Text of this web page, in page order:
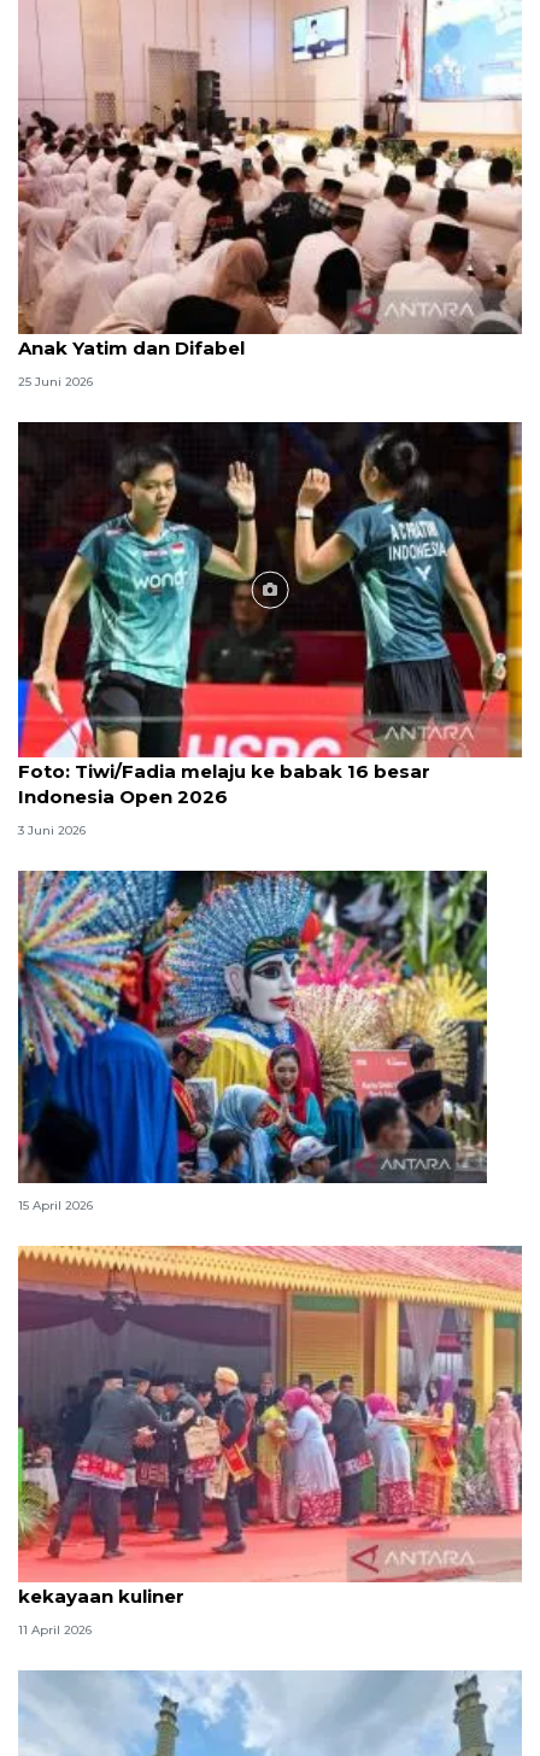
Menag jadikan setiap 10 Muharam sebagai Lebaran
Anak Yatim dan Difabel
25 Juni 2026
Foto
Foto: Tiwi/Fadia melaju ke babak 16 besar
Indonesia Open 2026
3 Juni 2026
Lebaran Betawi, harmoni tradisi dan kota global
15 April 2026
Tradisi hantaran Lebaran Betawi simbol bakti dan
kekayaan kuliner
11 April 2026